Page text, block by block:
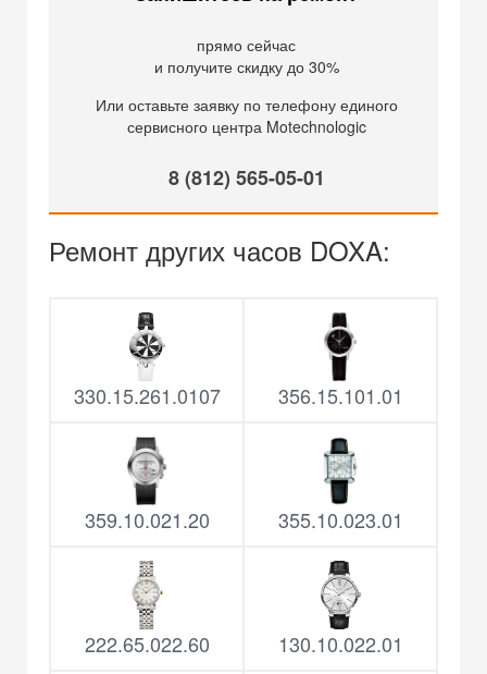
прямо сейчас
и получите скидку до 30%
Или оставьте заявку по телефону единого
сервисного центра Motechnologic
8 (812) 565-05-01
Ремонт других часов DOXA:
330.15.261.0107 356.15.101.01
359.10.021.20 355.10.023.01
222.65.022.60 130.10.022.01